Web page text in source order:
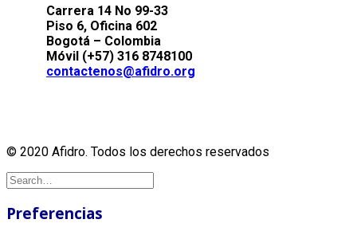
Carrera 14 No 99-33
Piso 6, Oficina 602
Bogotá – Colombia
Móvil (+57) 316 8748100
contactenos@afidro.org
© 2020 Afidro. Todos los derechos reservados
Preferencias